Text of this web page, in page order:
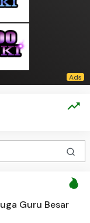
Guru Besar